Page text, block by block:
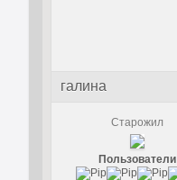
галина
Старожил
Пользователи